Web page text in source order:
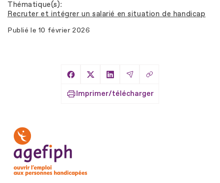
Thématique(s)
Recruter et intégrer un salarié en situation de handicap
Publié le 10 février 2026
Partager sur Facebook
Partager sur X
Partager sur LinkedIn
Partager par Email
Copier le lien
Imprimer/télécharger